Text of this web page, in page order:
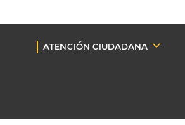
ATENCIÓN CIUDADANA